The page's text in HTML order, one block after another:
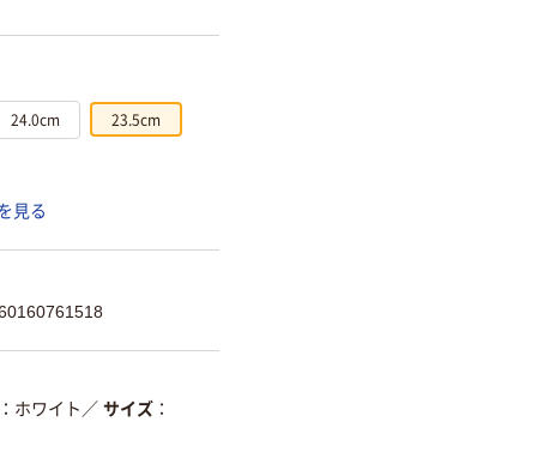
24.0cm 23.5cm
見る
ホワイト ／ サイズ